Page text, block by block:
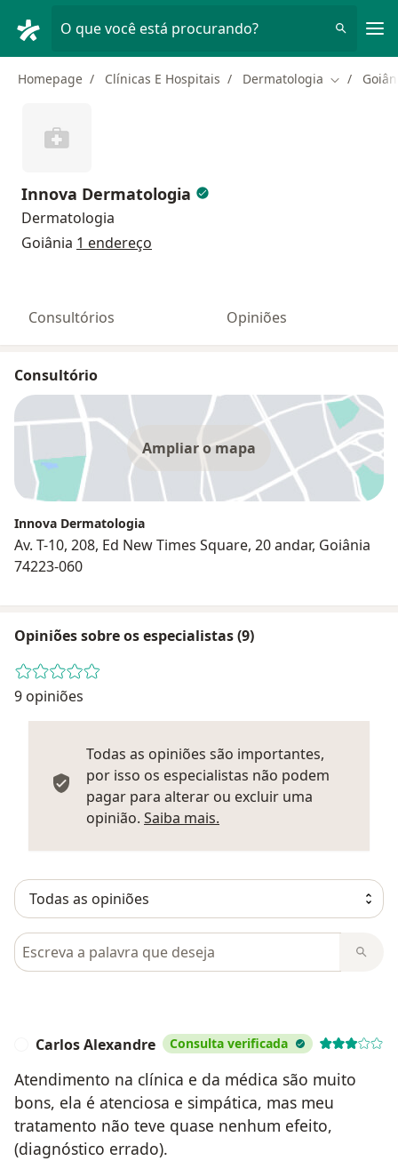
O que você está procurando?
Homepage Clínicas E Hospitais Dermatologia Mudar de
Innova Dermatologia
Dermatologia
Goiânia 1 endereço
Consultórios Opiniões
Consultório
Ampliar o mapa
Innova Dermatologia
Av. T-10, 208, Ed New Times Square, 20 andar, Goiânia
74223-060
Opiniões sobre os especialistas (9)
9 opiniões
Todas as opiniões são importantes,
por isso os especialistas não podem
pagar para alterar ou excluir uma
opinião. Saiba mais.
Pesquisar em opiniões
Carlos Alexandre Consulta verificada
Atendimento na clínica e da médica são muito
bons, ela é atenciosa e simpática, mas meu
tratamento não teve quase nenhum efeito,
(diagnóstico errado).